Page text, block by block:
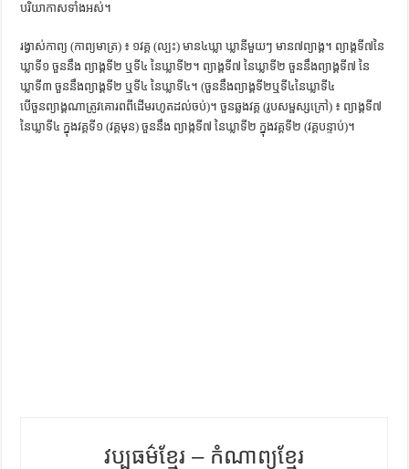
ព្រះបាទធម្មិក – សៀវភៅចំណេះដឹងទូទៅ
រដ្ឋបាល និង រដ្ឋបាលវិមជ្ឈការ – អត្ថបទស្រាវជ្រាវ
ការស្វែងយល់អំពី ល្ខោនខោល – សៀវភៅចំណេះដឹងទូទៅ
បរិយាកាសទាំងអស់។
រង្វាស់កាព្យ (កាព្យមាត្រ) ៖ ១វគ្គ (ល្បះ) មាន៤ឃ្លា ឃ្លានីមួយៗ មាន៧ព្យាង្គ។ ព្យាង្គទី៧នៃ
ឃ្លាទី១ ចួននឹង ព្យាង្គទី២ ឬទី៤ នៃឃ្លាទី២។ ព្យាង្គទី៧ នៃឃ្លាទី២ ចួននឹងព្យាង្គទី៧ នៃ
ឃ្លាទី៣ ចួននឹងព្យាង្គទី២ ឬទី៤ នៃឃ្លាទី៤។ (ចួននឹងព្យាង្គទី២ឬទី៤នៃឃ្លាទី៤
បើចួនព្យាង្គណាត្រូវគោរពពីដើមរហូតដល់ចប់)។ ចួនឆ្លងវគ្គ (រូបសម្ផស្សក្រៅ) ៖ ព្យាង្គទី៧
នៃឃ្លាទី៤ ក្នុងវគ្គទី១ (វគ្គមុន) ចួននឹង ព្យាង្កទី៧ នៃឃ្លាទី២ ក្នុងវគ្គទី២ (វគ្គបន្ទាប់)។
វប្បធម៌ខ្មែរ – កំណាព្យខ្មែរ